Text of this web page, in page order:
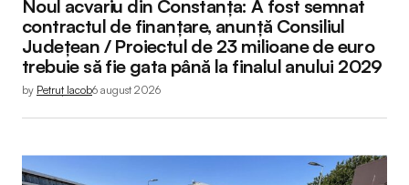
Noul acvariu din Constanța: A fost semnat
contractul de finanțare, anunță Consiliul
Județean / Proiectul de 23 milioane de euro
trebuie să fie gata până la finalul anului 2029
by Petruț Iacob6 august 2026